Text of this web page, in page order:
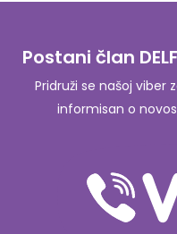
Postani član
Pridruži se našoj viber
informisan o